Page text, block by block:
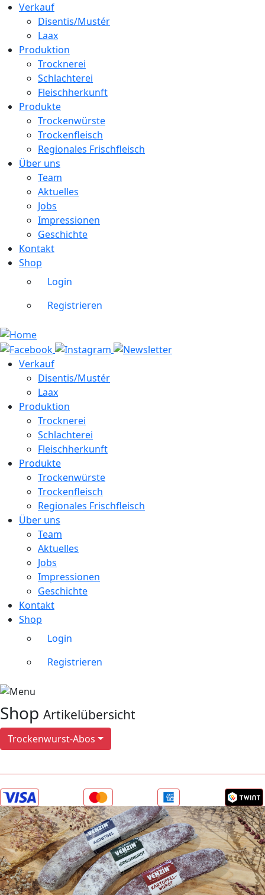
Verkauf
Disentis/Mustér
Laax
Produktion
Trocknerei
Schlachterei
Fleischherkunft
Produkte
Trockenwürste
Trockenfleisch
Regionales Frischfleisch
Über uns
Team
Aktuelles
Jobs
Impressionen
Geschichte
Kontakt
Shop
Login
Registrieren
Verkauf
Disentis/Mustér
Laax
Produktion
Trocknerei
Schlachterei
Fleischherkunft
Produkte
Trockenwürste
Trockenfleisch
Regionales Frischfleisch
Über uns
Team
Aktuelles
Jobs
Impressionen
Geschichte
Kontakt
Shop
Login
Registrieren
Shop Artikelübersicht
Trockenwurst-Abos